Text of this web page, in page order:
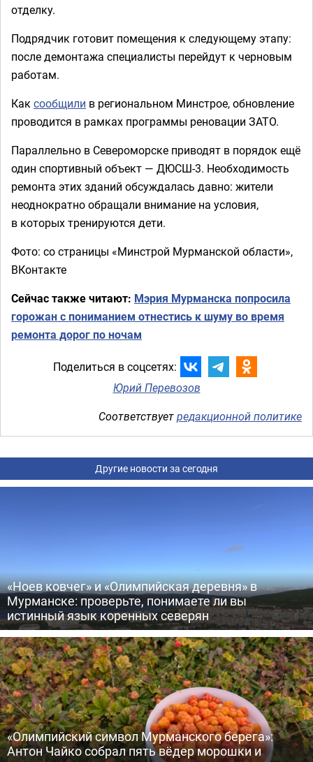
отделку.
Подрядчик готовит помещения к следующему этапу:
после демонтажа специалисты перейдут к черновым
работам.
Каксообщили в региональном Минстрое, обновление
проводится в рамках программы реновации ЗАТО.
Параллельно в Североморске приводят в порядок ещё
один спортивный объект — ДЮСШ-3. Необходимость
ремонта этих зданий обсуждалась давно: жители
неоднократно обращали внимание на условия,
в которых тренируются дети.
Фото: со страницы «Минстрой Мурманской области»,
ВКонтакте
Сейчас также читают: Мэрия Мурманска попросила
горожан с пониманием отнестись к шуму во время
ремонта дорог по ночам
Поделиться в соцсетях:
Юрий Перевозов
Соответствуетредакционной политике
Другие новости за сегодня
«Ноев ковчег» и «Олимпийская деревня» в
Мурманске: проверьте, понимаете ли вы
истинный язык коренных северян
«Олимпийский символ Мурманского берега»:
Антон Чайко собрал пять вёдер морошки и